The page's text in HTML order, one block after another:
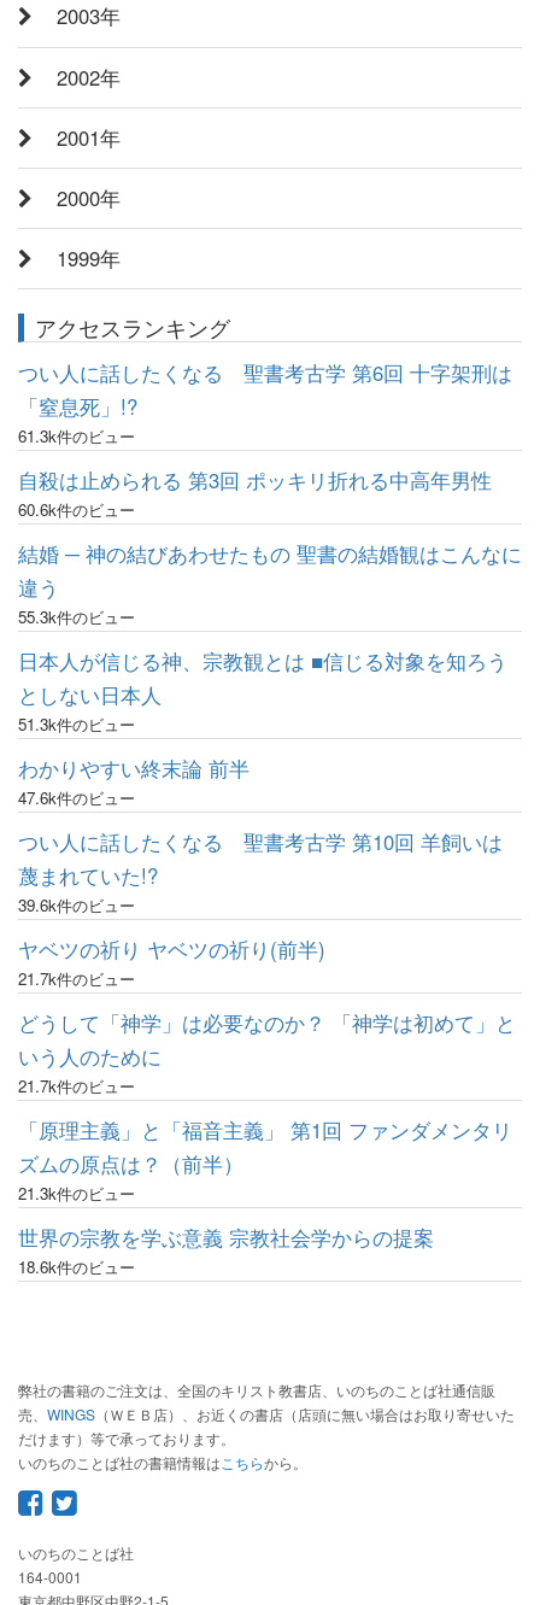
2003年
2002年
2001年
2000年
1999年
アクセスランキング
つい人に話したくなる 聖書考古学 第6回 十字架刑は
「窒息死」!?
61.3k件のビュー
自殺は止められる 第3回 ポッキリ折れる中高年男性
60.6k件のビュー
結婚 ─ 神の結びあわせたもの 聖書の結婚観はこんなに
違う
55.3k件のビュー
日本人が信じる神、宗教観とは ■信じる対象を知ろう
としない日本人
51.3k件のビュー
わかりやすい終末論 前半
47.6k件のビュー
つい人に話したくなる 聖書考古学 第10回 羊飼いは
蔑まれていた!?
39.6k件のビュー
ヤベツの祈り ヤベツの祈り(前半)
21.7k件のビュー
どうして「神学」は必要なのか？ 「神学は初めて」と
いう人のために
21.7k件のビュー
「原理主義」と「福音主義」 第1回 ファンダメンタリ
ズムの原点は？（前半）
21.3k件のビュー
世界の宗教を学ぶ意義 宗教社会学からの提案
18.6k件のビュー
弊社の書籍のご注文は、全国のキリスト教書店、いのちのことば社通信販
売、 WINGS （ＷＥＢ店）、お近くの書店（店頭に無い場合はお取り寄せいた
だけます）等で承っております。
いのちのことば社の書籍情報は こちらから。
いのちのことば社
164-0001
東京都中野区中野2-1-5